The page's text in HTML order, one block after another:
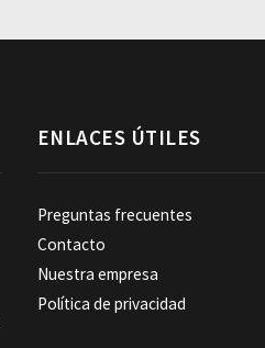
ENLACES ÚTILES
Preguntas frecuentes
Contacto
Nuestra empresa
Política de privacidad